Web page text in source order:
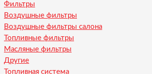
Фильтры
Воздушные фильтры
Воздушные фильтры салона
Топливные фильтры
Масляные фильтры
Другие
Топливная система